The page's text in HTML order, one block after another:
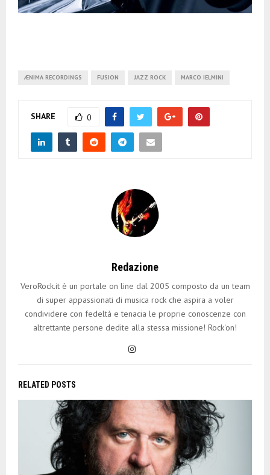
ÆNIMA RECORDINGS FUSION JAZZ ROCK MARCO IELMINI
SHARE 0
Redazione
VeroRock.it è un portale on line dal 2005 composto da un team
di super appassionati di musica rock che aspira a voler
condividere con fedeltà e tenacia le proprie conoscenze con
altrettante persone dedite alla stessa missione! Rock'on!
RELATED POSTS